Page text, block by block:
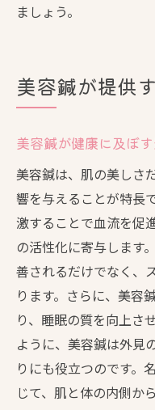
ましょう。
美容鍼が提供
美容鍼が健康に及ぼ
美容鍼は、肌の美しさ
響を与えることが特長
激することで血流を促
の活性化に寄与します
善されるだけでなく、
ります。さらに、美容
り、睡眠の質を向上さ
ように、美容鍼は外見
りにも役立つのです。
じて、肌と体の内側か